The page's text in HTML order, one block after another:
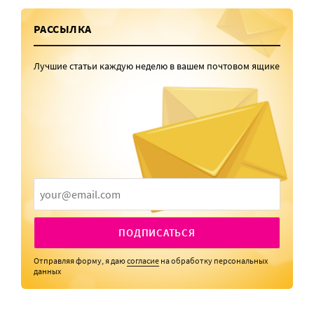
РАССЫЛКА
Лучшие статьи каждую неделю в вашем почтовом ящике
ПОДПИСАТЬСЯ
Отправляя форму, я даюсогласие на обработку персональных
данных